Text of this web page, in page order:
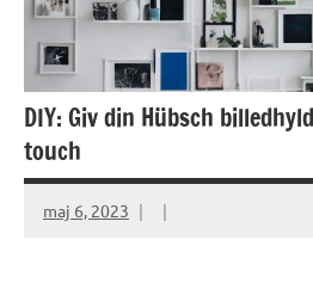
DIY: Giv din Hübsch
touch
maj 6, 2023